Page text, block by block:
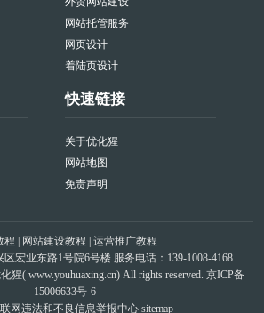
网站托管服务
网页设计
着陆页设计
快速链接
关于优化猩
网站地图
免责声明
程 网站建设教程
运营推广教程
宏业东路1号院6号楼 服务电话：139-1008-4168
猩( www.youhuaxing.cn) All rights reserved. 京ICP备
15006633号-6
网违法和不良信息举报中心 sitemap